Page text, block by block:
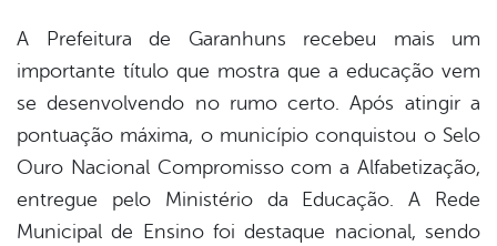
A Prefeitura de Garanhuns recebeu mais um
importante título que mostra que a educação vem
se desenvolvendo no rumo certo. Após atingir a
pontuação máxima, o município conquistou o Selo
Ouro Nacional Compromisso com a Alfabetização,
entregue pelo Ministério da Educação. A Rede
Municipal de Ensino foi destaque nacional, sendo